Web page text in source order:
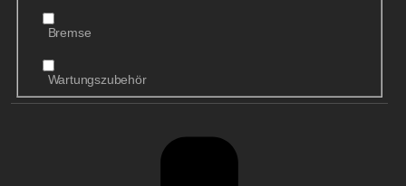
Bremse
Wartungszubehör